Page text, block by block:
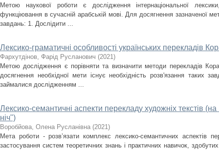
Метою наукової роботи є дослідження інтернаціональної
функціювання в сучасній арабській мові. Для досягнення зазначеної
завдань: 1. Дослідити ...
Лексико-граматичні особливості українських перекладів
Фархутдінов, Фарід Русланович (2021)
Метою дослідження є порівняти та визначити методи перекладів
досягнення необхідної мети існує необхідність розв'язання таких
займалися дослідженням ...
Лексико-семантичні аспекти перекладу художніх текстів (на
ніч")
Воробйова, Олена Русланівна (2021)
Мета роботи - розв’язати комплекс лексико-семантичних аспектів
застосування систем теоретичних знань і практичних навичок,